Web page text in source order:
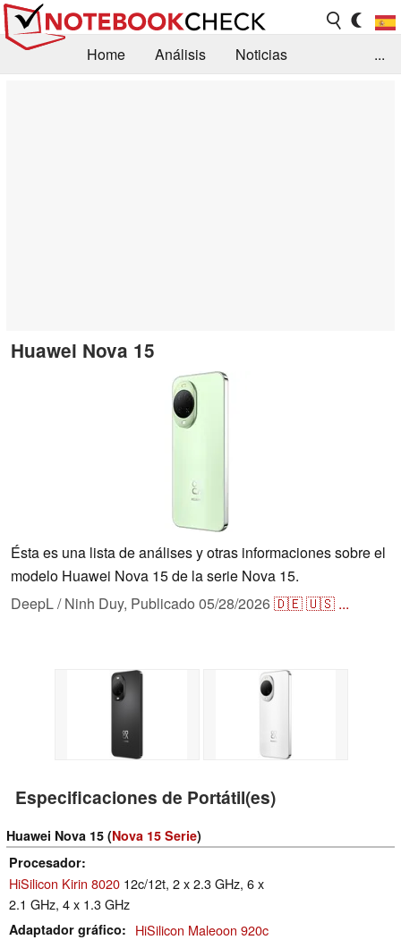
Home Análisis
Noticias
...
Huawei Nova 15
Ésta es una lista de análises y otras informaciones sobre el
modelo Huawei Nova 15 de la serie Nova 15.
DeepL / Ninh Duy, Publicado 05/28/2026🇩🇪🇺🇸 ...
Especificaciones de Portátil(es)
Huawei Nova 15 (Nova 15 Serie)
Procesador
HiSilicon Kirin 8020 12c/12t, 2 x 2.3 GHz, 6 x
2.1 GHz, 4 x 1.3 GHz
Adaptador gráfico HiSilicon Maleoon 920c